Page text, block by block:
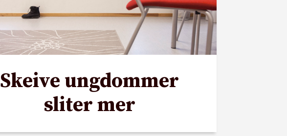
Skeive ungdommer
sliter mer